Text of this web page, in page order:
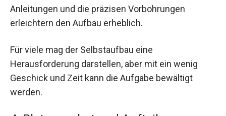
Anleitungen und die präzisen Vorbohrungen
erleichtern den Aufbau erheblich.
Für viele mag der Selbstaufbau eine
Herausforderung darstellen, aber mit ein wenig
Geschick und Zeit kann die Aufgabe bewältigt
werden.